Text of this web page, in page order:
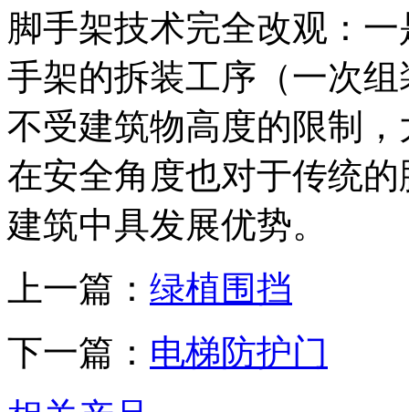
脚手架技术完全改观：
手架的拆装工序（一次
不受建筑物高度的限制
在安全角度也对于传统
建筑中具发展优势。
上一篇： 绿植围挡
下一篇： 电梯防护门